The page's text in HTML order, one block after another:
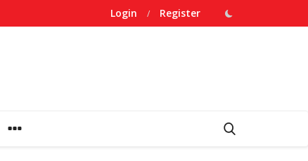
Login / Register